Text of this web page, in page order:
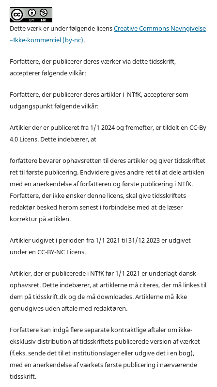
Dette værk er under følgende licensCreative Commons Navngivelse
–Ikke-kommerciel (by-nc).
Forfattere, der publicerer deres værker via dette tidsskrift,
accepterer følgende vilkår:
Forfattere, der publicerer deres artikler i NTfK, accepterer som
udgangspunkt følgende vilkår:
Artikler der er publiceret fra 1/1 2024 og fremefter, er tildelt en CC-By
4.0 Licens. Dette indebærer, at
forfattere bevarer ophavsretten til deres artikler og giver tidsskriftet
ret til første publicering. Endvidere gives andre ret til at dele artiklen
med en anerkendelse af forfatteren og første publicering i NTfK.
Forfattere, der ikke ønsker denne licens, skal give tidsskriftets
redaktør besked herom senest i forbindelse med at de læser
korrektur på artiklen.
Artikler udgivet i perioden fra 1/1 2021 til 31/12 2023 er udgivet
under en CC-BY-NC Licens.
Artikler, der er publicerede i NTfK før 1/1 2021 er underlagt dansk
ophavsret. Dette indebærer, at artiklerne må citeres, der må linkes til
dem på tidsskrift.dk og de må downloades. Artiklerne må ikke
genudgives uden aftale med redaktøren.
Forfattere kan indgå flere separate kontraktlige aftaler om ikke-
eksklusiv distribution af tidsskriftets publicerede version af værket
(f.eks. sende det til et institutionslager eller udgive det i en bog),
med en anerkendelse af værkets første publicering i nærværende
tidsskrift.